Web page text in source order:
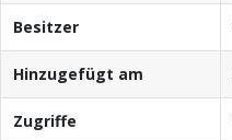
Besitzer
Hinzugefügt am
Zugriffe